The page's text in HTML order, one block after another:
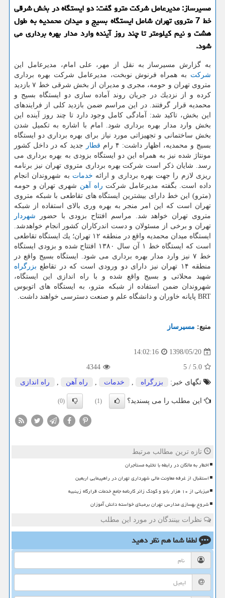
مسیرساز: مدیرعامل شركت مترو گفت: دو ایستگاه در بخش شرقی
خط 7 متروی تهران شامل ایستگاه بسیج و میدان محمدیه به طول
هشت و نیم كیلومتر تا چند روز آینده وارد مدار بهره برداری می
شود.
به گزارش مسیرساز به نقل از مهر، علی امام، مدیرعامل این
شركت به همراه فرنوش نوبخت، مدیرعامل شركت بهره برداری
متروی تهران و حومه، مجری و مدیران از بخش شرقی خط ۷ بازدید
كرده و از نزدیك در جریان روند آماده سازی دو ایستگاه بسیج و
محمدیه قرار گرفتند. در این مراسم ضمن بازدید كلی از فرایندهای
این بخش، تاكید شد: آمادگی كامل وجود دارد تا چند روز آینده این
بخش وارد مدار بهره برداری شود. امام با اشاره به تكمیل شدن
بخش ساختمانی و تجهیزاتی مورد نیاز برای بهره برداری دو ایستگاه
بسیج و محمدیه، اظهار داشت: ۴ رام
قطار
جدید كه در داخل كشور
مونتاژ شده نیز به همراه این دو ایستگاه بزودی به بهره برداری می
رسد. شایان ذكر است شركت بهره برداری متروی تهران نیز برنامه
ریزی لازم را جهت بهره برداری و ارائه خدمات به شهروندان انجام
داده است. بگفته مدیرعامل شركت راه آهن شهری تهران و حومه
(مترو) این خط دارای بیشترین ایستگاه های تقاطعی با شبكه متروی
تهران است كه این امر منجر به بهره وری بالای استفاده از شبكه
متروی تهران خواهد شد. مراسم افتتاح بزودی با حضور شهردار
تهران و برخی از مسئولان و دست اندركاران كشور انجام خواهدشد.
ایستگاه میدان محمدیه واقع در منطقه ۱۲ تهران؛ یك ایستگاه تقاطعی
است كه ایستگاه خط ۱ آن سال ۱۳۸۰ افتتاح شده و بزودی ایستگاه
خط ۷ نیز وارد مدار بهره برداری می شود. ایستگاه بسیج واقع در
منطقه ۱۴ تهران نیز دارای دو ورودی است كه در تقاطع
بزرگراه
شهید محلاتی و بسیج واقع شده و با راه اندازی این ایستگاه،
شهروندان ضمن استفاده از شبكه مترو، به ایستگاه های اتوبوس
BRT پایانه خاوران و دانشگاه علم و صنعت دسترسی خواهند داشت.
منبع: مسیرساز
1398/05/20
14:02:16
5.0
/
5
4344
تگهای خبر:
بزرگراه , خدمات , راه آهن , راه اندازی
این مطلب را می پسندید؟ (1)
(0)
تازه ترین مطالب مرتبط
اخطار به مالکان در رابطه با تخلیه مستأجران
استقبال از غرفه معاونت مالی شهرداری تهران در راهپیمایی اربعین
میزبانی از ۱۰ هزار بانو و کودک زائر کارنامه جامع خدمات قرارگاه زینبیه
شروع بهسازی مدارس تهران برمبنای خواسته دانش آموزان
نظرات بینندگان در مورد این مطلب
لطفا شما همنظر دهید